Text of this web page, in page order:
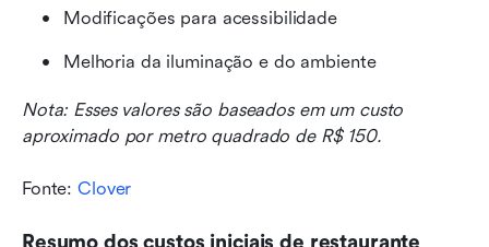
Modificações para acessibilidade
Melhoria da iluminação e do ambiente
Nota: Esses valores são baseados em um custo
aproximado por metro quadrado de R$ 150.
Fonte: Clover